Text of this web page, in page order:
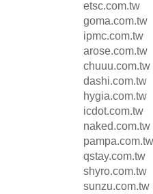
etsc.com.tw
goma.com.tw
ipmc.com.tw
arose.com.tw
chuuu.com.tw
dashi.com.tw
hygia.com.tw
icdot.com.tw
naked.com.tw
pampa.com.tw
qstay.com.tw
shyro.com.tw
sunzu.com.tw